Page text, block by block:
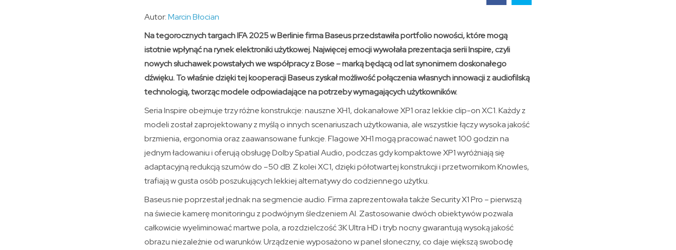
Autor:Marcin Błocian
Na tegorocznych targach IFA 2025 w Berlinie firma Baseus przedstawiła portfolio nowości, które mogą
istotnie wpłynąć na rynek elektroniki użytkowej. Najwięcej emocji wywołała prezentacja serii Inspire, czyli
nowych słuchawek powstałych we współpracy z Bose – marką będącą od lat synonimem doskonałego
dźwięku. To właśnie dzięki tej kooperacji Baseus zyskał możliwość połączenia własnych innowacji z audiofilską
technologią, tworząc modele odpowiadające na potrzeby wymagających użytkowników.
Seria Inspire obejmuje trzy różne konstrukcje: nauszne XH1, dokanałowe XP1 oraz lekkie clip-on XC1. Każdy z
modeli został zaprojektowany z myślą o innych scenariuszach użytkowania, ale wszystkie łączy wysoka jakość
brzmienia, ergonomia oraz zaawansowane funkcje. Flagowe XH1 mogą pracować nawet 100 godzin na
jednym ładowaniu i oferują obsługę Dolby Spatial Audio, podczas gdy kompaktowe XP1 wyróżniają się
adaptacyjną redukcją szumów do –50 dB. Z kolei XC1, dzięki półotwartej konstrukcji i przetwornikom Knowles,
trafiają w gusta osób poszukujących lekkiej alternatywy do codziennego użytku.
Baseus nie poprzestał jednak na segmencie audio. Firma zaprezentowała także Security X1 Pro – pierwszą
na świecie kamerę monitoringu z podwójnym śledzeniem AI. Zastosowanie dwóch obiektywów pozwala
całkowicie wyeliminować martwe pola, a rozdzielczość 3K Ultra HD i tryb nocny gwarantują wysoką jakość
obrazu niezależnie od warunków. Urządzenie wyposażono w panel słoneczny, co daje większą swobodę